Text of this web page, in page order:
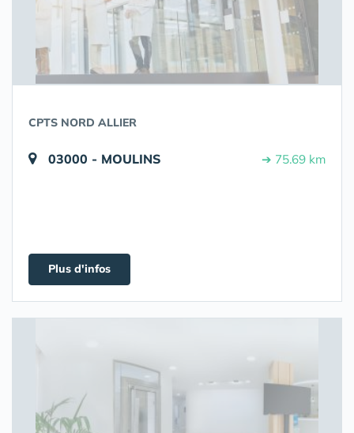
CPTS NORD ALLIER
03000 - MOULINS ➔ 75.69 km
Plus d'infos